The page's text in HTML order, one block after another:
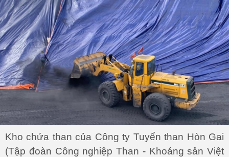
Kho chứa than của Công ty Tuyển than Hòn Gai
(Tập đoàn Công nghiệp Than - Khoáng sản Việt